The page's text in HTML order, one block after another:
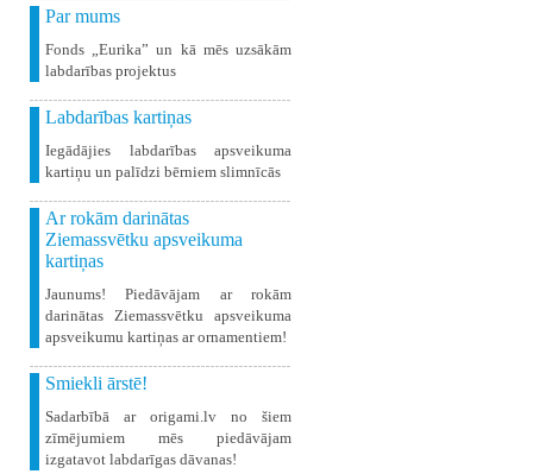
Par mums
Fonds „Eurika” un kā mēs uzsākām
labdarības projektus
Labdarības kartiņas
Iegādājies labdarības apsveikuma
kartiņu un palīdzi bērniem slimnīcās
Ar rokām darinātas
Ziemassvētku apsveikuma
kartiņas
Jaunums! Piedāvājam ar rokām
darinātas Ziemassvētku apsveikuma
apsveikumu kartiņas ar ornamentiem!
Smiekli ārstē!
Sadarbībā ar origami.lv no šiem
zīmējumiem mēs piedāvājam
izgatavot labdarīgas dāvanas!